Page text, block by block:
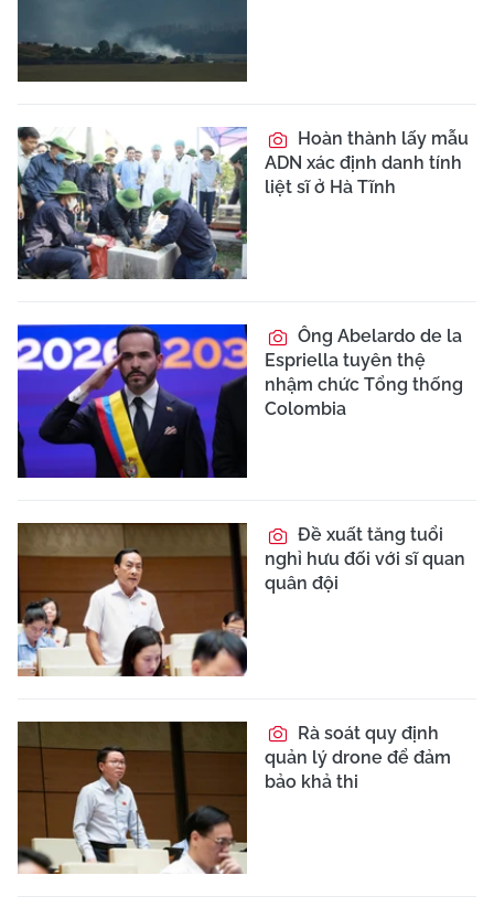
Hoàn thành lấy mẫu
ADN xác định danh tính
liệt sĩ ở Hà Tĩnh
Ông Abelardo de la
Espriella tuyên thệ
nhậm chức Tổng thống
Colombia
Đề xuất tăng tuổi
nghỉ hưu đối với sĩ quan
quân đội
Rà soát quy định
quản lý drone để đảm
bảo khả thi